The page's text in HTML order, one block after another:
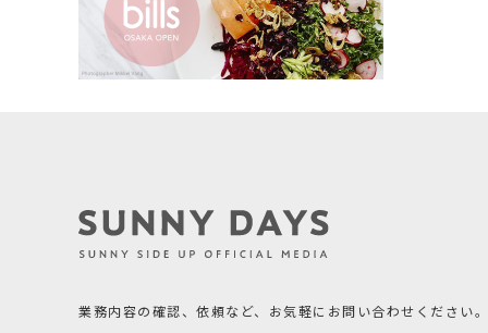
業務内容の確認、依頼など、 お気軽にお問い合わせください。